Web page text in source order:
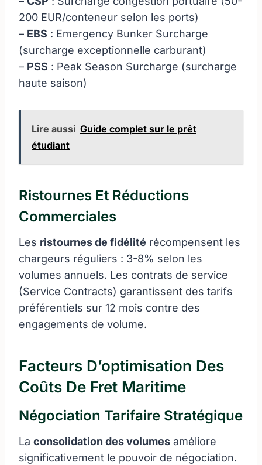
200 EUR/conteneur selon les ports)
– EBS : Emergency Bunker Surcharge
(surcharge exceptionnelle carburant)
– PSS : Peak Season Surcharge (surcharge
haute saison)
Lire aussi Guide complet sur le prêt
étudiant
Ristournes Et Réductions
Commerciales
Les ristournes de fidélité récompensent les
chargeurs réguliers : 3-8% selon les
volumes annuels. Les contrats de service
(Service Contracts) garantissent des tarifs
préférentiels sur 12 mois contre des
engagements de volume.
Facteurs D’optimisation Des
Coûts De Fret Maritime
Négociation Tarifaire Stratégique
La consolidation des volumes améliore
significativement le pouvoir de négociation.